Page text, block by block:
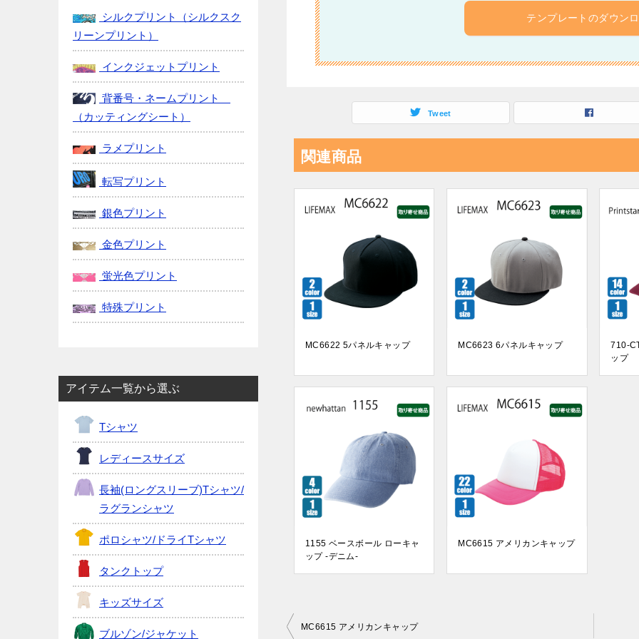
テンプレートのダウン
Tweet
関連商品
MC6622 5パネルキャップ MC6623 6パネルキャップ
710-
ップ
1155 ベースボール ローキャ
ップ -デニム-
MC6615 アメリカンキャップ
投
MC6615 アメリカンキャップ
シルクプリント（シルクスク
リーンプリント）
インクジェットプリント
背番号・ネームプリント
（カッティングシート）
ラメプリント
転写プリント
銀色プリント
金色プリント
蛍光色プリント
特殊プリント
アイテム一覧から選ぶ
Tシャツ
レディースサイズ
長袖(ロングスリーブ)Tシャツ/
ラグランシャツ
ポロシャツ/ドライTシャツ
タンクトップ
キッズサイズ
ブルゾン/ジャケット